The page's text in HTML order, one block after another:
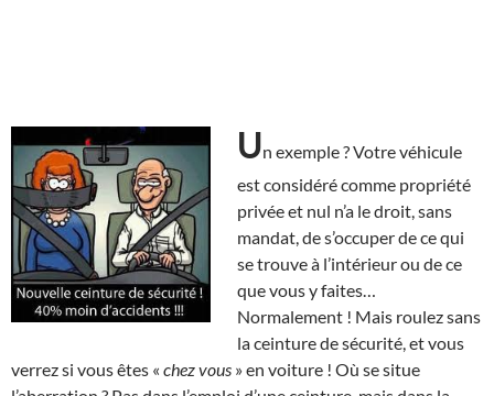
Un exemple ? Votre véhicule
est considéré comme propriété
privée et nul n’a le droit, sans
mandat, de s’occuper de ce qui
se trouve à l’intérieur ou de ce
que vous y faites…
Normalement ! Mais roulez sans
la ceinture de sécurité, et vous
verrez si vous êtes « chez vous » en voiture ! Où se situe